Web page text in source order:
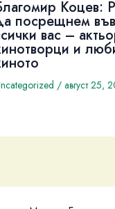
Коцев:
посрещнем
вас –
и
/ август 25,